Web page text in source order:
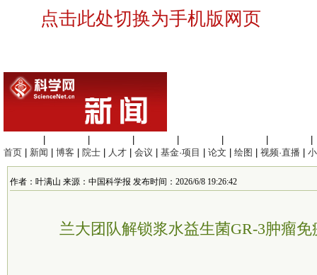
点击此处切换为手机版网页
首页
新闻 博客 院士 人才 会议 基金·项目 论文 绘图 视频·直播
作者：叶满山 来源：中国科学报 发布时间：2026/6/8 19:26:42
兰大团队解锁浆水益生菌GR-3肿瘤